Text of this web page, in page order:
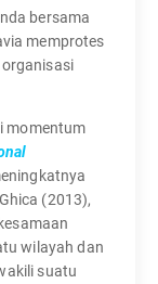
bersama
memprotes
momentum
(2013),
wilayah dan
suatu